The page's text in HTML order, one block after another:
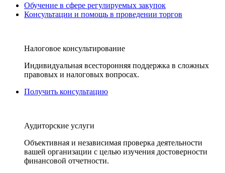
Обучение в сфере регулируемых закупок
Консультации и помощь в проведении торгов
Налоговое консультирование
Индивидуальная всесторонняя поддержка в сложных
правовых и налоговых вопросах.
Получить консультацию
Аудиторские услуги
Объективная и независимая проверка деятельности
вашей организации с целью изучения достоверности
финансовой отчетности.